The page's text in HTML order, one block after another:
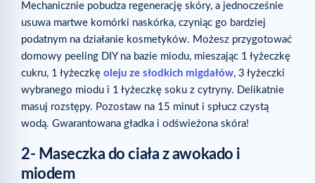
Mechanicznie pobudza regenerację skóry, a jednocześnie
usuwa martwe komórki naskórka, czyniąc go bardziej
podatnym na działanie kosmetyków. Możesz przygotować
domowy peeling DIY na bazie miodu, mieszając 1 łyżeczkę
cukru, 1 łyżeczkę oleju ze słodkich migdałów, 3 łyżeczki
wybranego miodu i 1 łyżeczkę soku z cytryny. Delikatnie
masuj rozstępy. Pozostaw na 15 minut i spłucz czystą
wodą. Gwarantowana gładka i odświeżona skóra!
2- Maseczka do ciała z awokado i
miodem